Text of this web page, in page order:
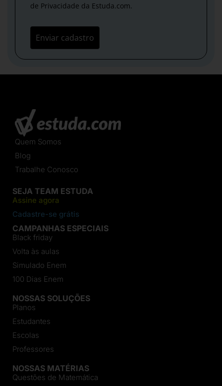
de Privacidade da Estuda.com.
Enviar cadastro
Quem Somos
Blog
Trabalhe Conosco
SEJA TEAM ESTUDA
Assine agora
Cadastre-se grátis
CAMPANHAS ESPECIAIS
Black friday
Volta às aulas
Simulado Enem
100 Dias Enem
NOSSAS SOLUÇÕES
Planos
Estudantes
Escolas
Professores
NOSSAS MATÉRIAS
Questões de Matemática